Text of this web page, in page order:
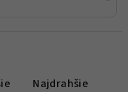
Najdrahšie